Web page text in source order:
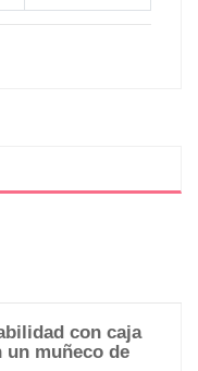
con caja
un muñeco de